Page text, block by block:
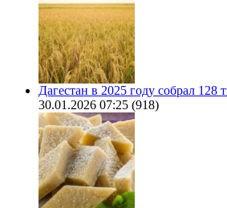
Дагестан в 2025 году собрал
30.01.2026 07:25 (918)